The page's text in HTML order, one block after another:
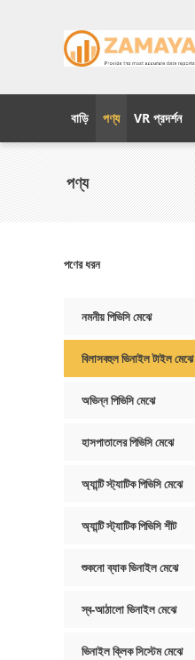
বাড়ি পণ্য VR প্রদর্শন
পণ্য
পণের ধরন
নমনীয় পিভিসি মেঝে
বিলাসবহুল ভিনাইল টাইল মেঝে
অভিন্ন পিভিসি মেঝে
হাসপাতালের পিভিসি মেঝে
অ্যান্টি স্ট্যাটিক পিভিসি মেঝে
অ্যান্টি স্ট্যাটিক পিভিসি শীট
শুকনো ব্যাক ভিনাইল মেঝে
স্ব-আঠালো ভিনাইল মেঝে
ভিনাইল ক্লিক সিস্টেম মেঝে